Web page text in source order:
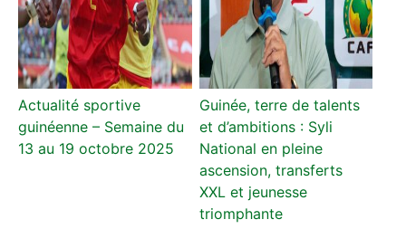
Actualité sportive
guinéenne – Semaine du
13 au 19 octobre 2025
Guinée, terre de talents
et d’ambitions : Syli
National en pleine
ascension, transferts
XXL et jeunesse
triomphante